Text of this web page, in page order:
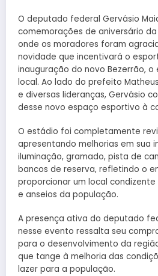
O deputado federal Gervásio
comemorações de aniversário
onde os moradores foram
novidade que incentivará o
inauguração do novo Bezerrão,
local. Ao lado do prefeito
e diversas lideranças, Gervásio
desse novo espaço esportivo à
O estádio foi completamente
apresentando melhorias em sua
iluminação, gramado, pista de
bancos de reserva, refletindo o
proporcionar um local
e anseios da população.
A presença ativa do deputado
nesse evento ressalta seu
para o desenvolvimento da
que tange à melhoria das
lazer para a população.